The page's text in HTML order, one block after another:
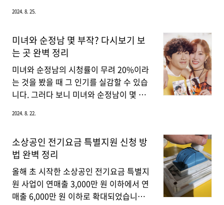
적용 대상이 되는지 여부를 정확히 알아보
란트 의료보험 적용 대상과 자부담 비용,
비보험 시 가격, 그리고 결론을 통해 임플
란트 치료에 대한 전반적인 내용을 쉽게
이해할 수 있도록 설명하겠습니다.임플란
트 의료보험 적용 대상 임플란트 치료가
기준을 충족해야 합니다. 임플란트는 만
위 내에서 의료보험 적용이 가능합니다.
이는 건강보험이 고령층의 구강 건강을 보
호하고, 삶의 질을 향상하기 위해 마련된
제도입니다.임플란트 의료보험 적용 ..
2024. 8. 25.
미녀와 순정남 몇 부작? 다시보기 보
는 곳 완벽 정리
미녀와 순정남의 시청률이 무려 20%이라
는 것을 봤을 때 그 인기를 실감할 수 있습
니다. 그러다 보니 미녀와 순정남이 몇 부
부터 미녀와 순정남의 총횟수와 다시 보기
남 기본정보줄거리: 최고의 배우에서 하루
아침에 바닥까지 뚫고 내려간 톱 배우(박
도라)와 그런 배우를 사랑하고 함께하는
신입 드라마 PD(고필승)의 아름다운 로맨
스를 그린 드라마방송사: KBS2방송시간:
2024. 8. 22.
소상공인 전기요금 특별지원 신청 방
법 완벽 정리
올해 초 시작한 소상공인 전기요금 특별지
원 사업이 연매출 3,000만 원 이하에서 연
매출 6,000만 원 이하로 확대되었습니다.